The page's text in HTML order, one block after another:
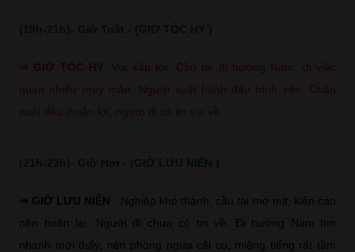
(19h-21h)- Giờ Tuất - (GIỜ TỐC HỶ )
⇒ GIỜ TỐC HỶ
Vui sắp tới. Cầu tài đi hướng Nam, đi việc
quan nhiều may mắn. Người xuất hành đều bình yên. Chăn
nuôi đều thuận lợi, người đi có tin vui về.
(21h-23h)- Giờ Hợi - (GIỜ LƯU NIÊN )
⇒ GIỜ LƯU NIÊN
: Nghiệp khó thành, cầu tài mờ mịt, kiện cáo
nên hoãn lại. Người đi chưa có tin về. Đi hướng Nam tìm
nhanh mới thấy, nên phòng ngừa cãi cọ, miệng tiếng rất tầm